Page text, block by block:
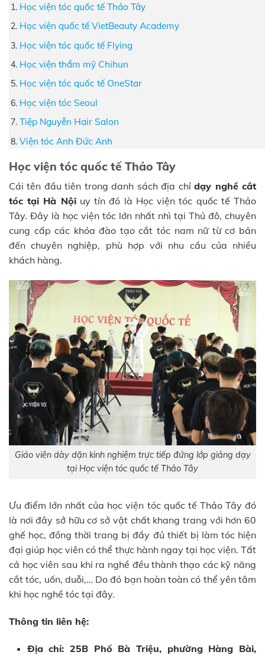
Học viện tóc quốc tế Thảo Tây
Học viện quốc tế VietBeauty Academy
Học viện tóc quốc tế Flying
Học viện thẩm mỹ Chihun
Học viện tóc quốc tế OneStar
Học viện tóc Seoul
Tiệp Nguyễn Hair Salon
Viện tóc Anh Đức Anh
Học viện tóc quốc tế Thảo Tây
Cái tên đầu tiên trong danh sách địa chỉdạy nghề cắt
tóc tại Hà Nộiuy tín đó là Học viện tóc quốc tế Thảo
Tây. Đây là học viện tóc lớn nhất nhì tại Thủ đô, chuyên
cung cấp các khóa đào tạo cắt tóc nam nữ từ cơ bản
đến chuyên nghiệp, phù hợp với nhu cầu của nhiều
khách hàng.
Giáo viên dày dặn kinh nghiệm trực tiếp đứng lớp giảng dạy
tại Học viện tóc quốc tế Thảo Tây
Ưu điểm lớn nhất của học viện tóc quốc tế Thảo Tây đó
là nơi đây sở hữu cơ sở vật chất khang trang với hơn 60
ghế học, đồng thời trang bị đầy đủ thiết bị làm tóc hiện
đại giúp học viên có thể thực hành ngay tại học viện. Tất
cả học viên sau khi ra nghề đều thành thạo các kỹ năng
cắt tóc, uốn, duỗi,… Do đó bạn hoàn toàn có thể yên tâm
khi học nghề tóc tại đây.
Thông tin liên hệ:
Địa chỉ: 25B Phố Bà Triệu, phường Hàng Bài,